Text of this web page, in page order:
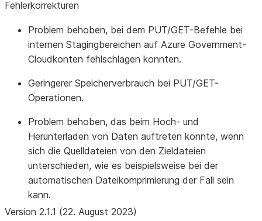
Fehlerkorrekturen
Problem behoben, bei dem PUT/GET-Befehle bei
internen Stagingbereichen auf Azure Government-
Cloudkonten fehlschlagen konnten.
Geringerer Speicherverbrauch bei PUT/GET-
Operationen.
Problem behoben, das beim Hoch- und
Herunterladen von Daten auftreten konnte, wenn
sich die Quelldateien von den Zieldateien
unterschieden, wie es beispielsweise bei der
automatischen Dateikomprimierung der Fall sein
kann.
Version 2.1.1 (22. August 2023)